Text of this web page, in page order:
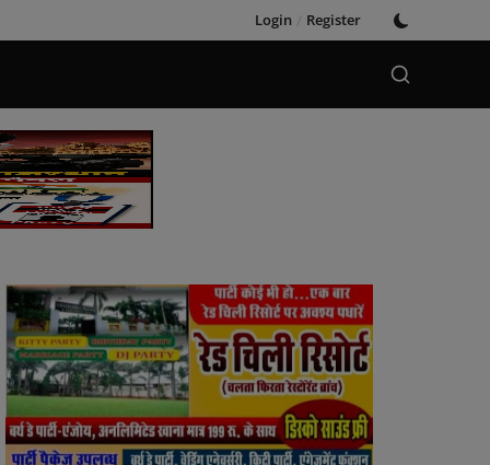
Login / Register